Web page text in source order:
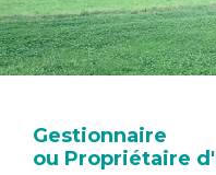
Gestionnaire
ou Propriétaire